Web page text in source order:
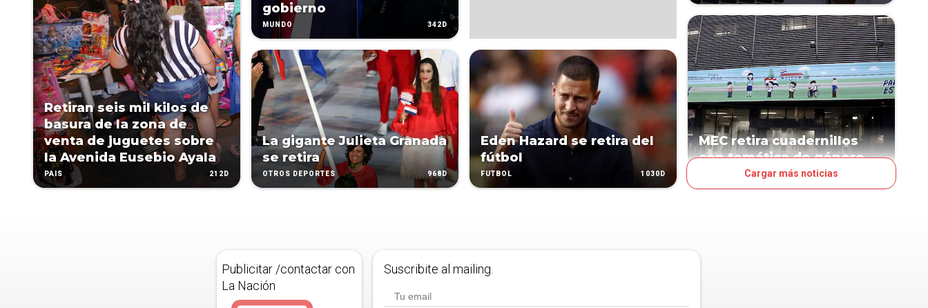
Retiran seis mil kilos de
basura de la zona de
venta de juguetes sobre
la Avenida Eusebio Ayala
PAÍS 212D
gobierno
MUNDO 342D
La gigante Julieta Granada
se retira
OTROS DEPORTES 968D
Eden Hazard se retira del
fútbol
FÚTBOL 1030D
MEC retira cuadernillos
con temática de género
Cargar más noticias
Publicitar /contactar con
La Nación
Suscribite al mailing.